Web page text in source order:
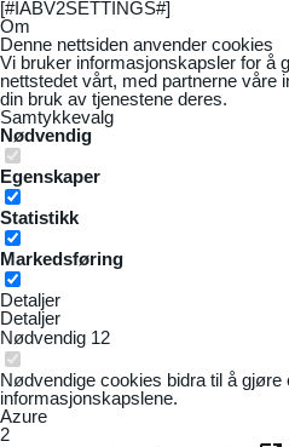
[#IABV2SETTINGS#]
Om
Denne nettsiden anvender cookies
Vi bruker informasjonskapsler for å
nettstedet vårt, med partnerne våre
din bruk av tjenestene deres.
Samtykkevalg
Nødvendig
Egenskaper
Statistikk
Markedsføring
Detaljer
Detaljer
Nødvendig 12
Nødvendige cookies bidra til å
informasjonskapslene.
Azure
2